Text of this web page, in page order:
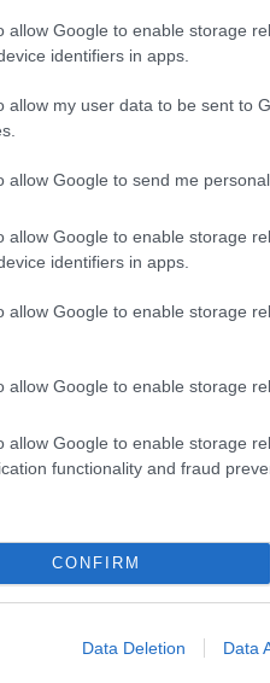
allow Google to enable storage
identifiers in apps.
allow my user data to be sent to
allow Google to send me
allow Google to enable storage
identifiers in apps.
allow Google to enable storage
allow Google to enable storage
allow Google to enable storage
functionality and fraud
CONFIRM
Data Deletion Data